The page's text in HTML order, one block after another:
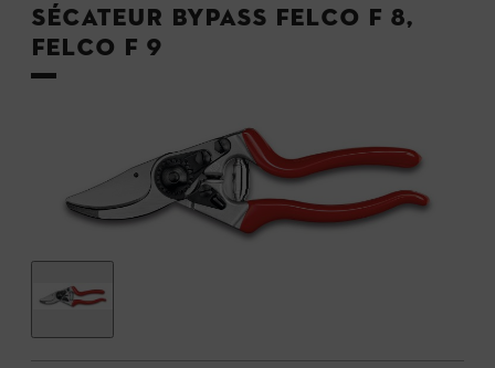
Sécateur Bypass FELCO F 8,
FELCO F 9